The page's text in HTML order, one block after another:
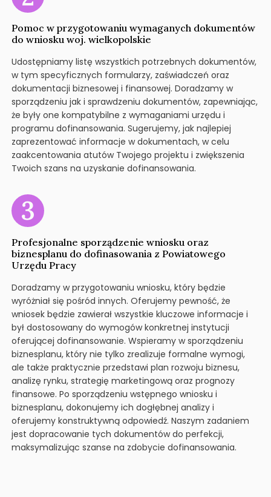
Pomoc w przygotowaniu wymaganych dokumentów
do wniosku woj. wielkopolskie
Udostępniamy listę wszystkich potrzebnych dokumentów,
w tym specyficznych formularzy, zaświadczeń oraz
dokumentacji biznesowej i finansowej. Doradzamy w
sporządzeniu jak i sprawdzeniu dokumentów, zapewniając,
że były one kompatybilne z wymaganiami urzędu i
programu dofinansowania. Sugerujemy, jak najlepiej
zaprezentować informacje w dokumentach, w celu
zaakcentowania atutów Twojego projektu i zwiększenia
Twoich szans na uzyskanie dofinansowania.
Profesjonalne sporządzenie wniosku oraz
biznesplanu do dofinasowania z Powiatowego
Urzędu Pracy
Doradzamy w przygotowaniu wniosku, który będzie
wyróżniał się pośród innych. Oferujemy pewność, że
wniosek będzie zawierał wszystkie kluczowe informacje i
był dostosowany do wymogów konkretnej instytucji
oferującej dofinansowanie. Wspieramy w sporządzeniu
biznesplanu, który nie tylko zrealizuje formalne wymogi,
ale także praktycznie przedstawi plan rozwoju biznesu,
analizę rynku, strategię marketingową oraz prognozy
finansowe. Po sporządzeniu wstępnego wniosku i
biznesplanu, dokonujemy ich dogłębnej analizy i
oferujemy konstruktywną odpowiedź. Naszym zadaniem
jest dopracowanie tych dokumentów do perfekcji,
maksymalizując szanse na zdobycie dofinansowania.